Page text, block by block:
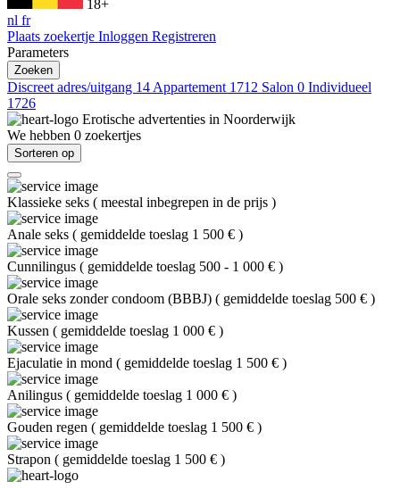
18+
nl fr
Plaats zoekertje Inloggen Registreren
Parameters
Zoeken
Discreet adres/uitgang 14 Appartement 1712 Salon 0 Individueel
1726
Erotische advertenties in Noorderwijk
We hebben 0 zoekertjes
Sorteren op
Klassieke seks ( meestal inbegrepen in de prijs )
Anale seks ( gemiddelde toeslag 1 500 € )
Cunnilingus ( gemiddelde toeslag 500 - 1 000 € )
Orale seks zonder condoom (BBBJ) ( gemiddelde toeslag 500 € )
Kussen ( gemiddelde toeslag 1 000 € )
Ejaculatie in mond ( gemiddelde toeslag 1 500 € )
Anilingus ( gemiddelde toeslag 1 000 € )
Gouden regen ( gemiddelde toeslag 1 500 € )
Strapon ( gemiddelde toeslag 1 500 € )